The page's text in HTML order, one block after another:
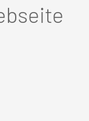
with